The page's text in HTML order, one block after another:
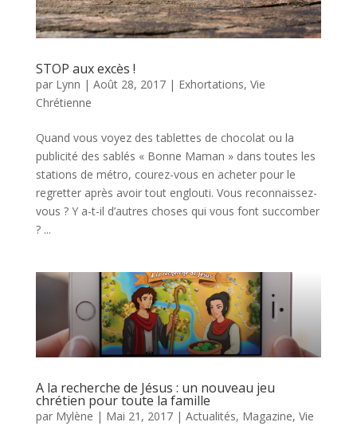
STOP aux excès !
par Lynn | Août 28, 2017| Exhortations, Vie
Chrétienne
Quand vous voyez des tablettes de chocolat ou la
publicité des sablés « Bonne Maman » dans toutes les
stations de métro, courez-vous en acheter pour le
regretter après avoir tout englouti. Vous reconnaissez-
vous ? Y a-t-il d’autres choses qui vous font succomber
? ...
A la recherche de Jésus : un nouveau jeu
chrétien pour toute la famille
par Mylène | Mai 21, 2017| Actualités, Magazine, Vie